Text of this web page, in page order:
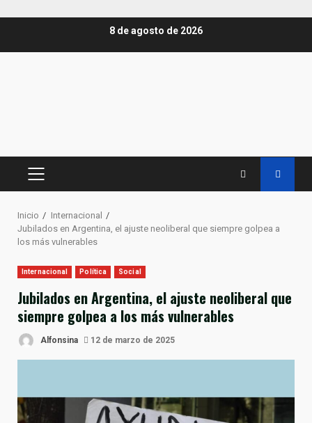
8 de agosto de 2026
MENÚ
Inicio
Internacional
Jubilados en Argentina, el ajuste neoliberal que siempre golpea a
los más vulnerables
Internacional Política Social
Jubilados en Argentina, el ajuste neoliberal que
siempre golpea a los más vulnerables
Alfonsina 12 de marzo de 2025